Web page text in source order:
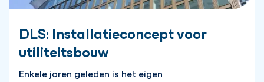
DLS: Installatieconcept voor
utiliteitsbouw
Enkele jaren geleden is het eigen